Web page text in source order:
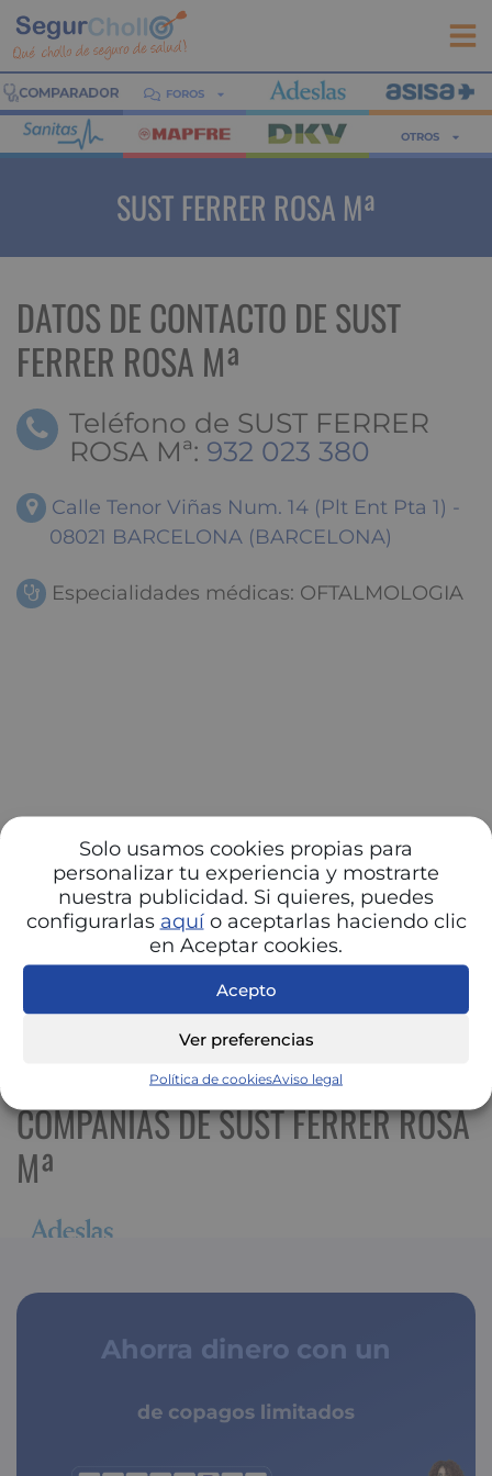
Solo usamos cookies propias para
personalizar tu experiencia y mostrarte
nuestra publicidad. Si quieres, puedes
configurarlas aquío aceptarlas haciendo clic
en Aceptar cookies.
Acepto
Ver preferencias
Política de cookiesAviso legal
FOROS
OTROS
SUST FERRER ROSA Mª
DATOS DE CONTACTO DE SUST
FERRER ROSA Mª
Teléfono de SUST FERRER
ROSA Mª: 932 023 380
Calle Tenor Viñas Num. 14 (Plt Ent Pta 1) -
08021 BARCELONA (BARCELONA)
Especialidades médicas: OFTALMOLOGIA
COMPAÑÍAS DE SUST FERRER ROSA
Mª
Ahorra dinero con un
de copagos limitados